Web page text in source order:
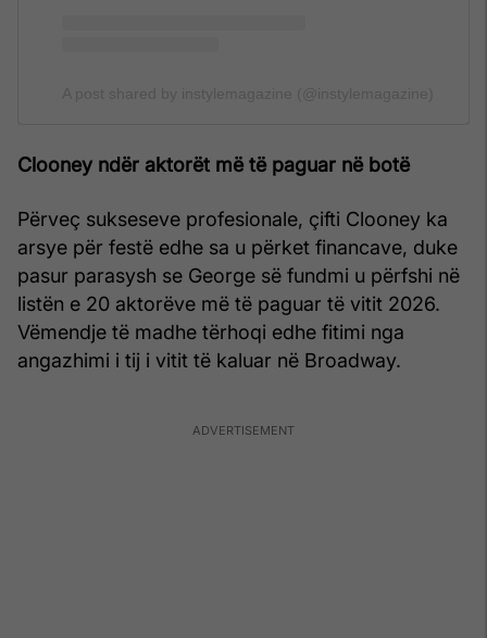
Clooney ndër aktorët më të paguar në botë
Përveç sukseseve profesionale, çifti Clooney ka
arsye për festë edhe sa u përket financave, duke
pasur parasysh se George së fundmi u përfshi në
listën e 20 aktorëve më të paguar të vitit 2026.
Vëmendje të madhe tërhoqi edhe fitimi nga
angazhimi i tij i vitit të kaluar në Broadway.